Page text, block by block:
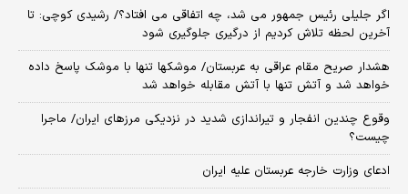
اگر جلیلی رئیس جمهور می شد، چه اتفاقی می افتاد؟/ رشیدی کوچی: تا
آخرین لحظه تلاش کردیم از درگیری جلوگیری شود
هشدار صریح مقام عراقی به عربستان/ موشکها تنها با موشک پاسخ داده
خواهد شد و آتش تنها با آتش مقابله خواهد شد
وقوع چندین انفجار و تیراندازی شدید در نزدیکی مرز‌های ایران/ ماجرا
چیست؟
ادعای وزارت خارجه عربستان علیه ایران